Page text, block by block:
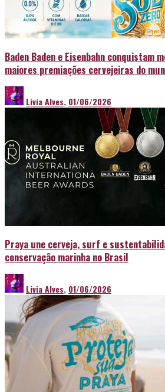
Baden Baden e Eisenbahn conquistam
maiores premiações cervejeiras do
Livia Alves, 01/06/2026
Praya une cerveja, surf e
conservação marinha no Brasil
Livia Alves, 01/06/2026